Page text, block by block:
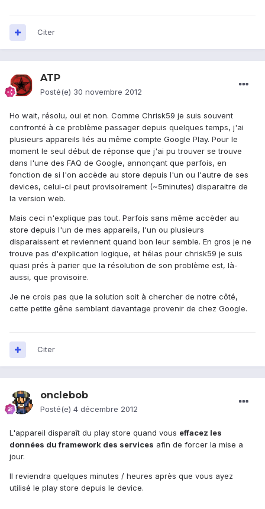
Citer
ATP
Posté(e) 30 novembre 2012
Ho wait, résolu, oui et non. Comme Chrisk59 je suis souvent
confronté à ce problème passager depuis quelques temps, j'ai
plusieurs appareils liés au même compte Google Play. Pour le
moment le seul début de réponse que j'ai pu trouver se trouve
dans l'une des FAQ de Google, annonçant que parfois, en
fonction de si l'on accède au store depuis l'un ou l'autre de ses
devices, celui-ci peut provisoirement (~5minutes) disparaitre de
la version web.
Mais ceci n'explique pas tout. Parfois sans même accèder au
store depuis l'un de mes appareils, l'un ou plusieurs
disparaissent et reviennent quand bon leur semble. En gros je ne
trouve pas d'explication logique, et hélas pour chrisk59 je suis
quasi prés à parier que la résolution de son problème est, là-
aussi, que provisoire.
Je ne crois pas que la solution soit à chercher de notre côté,
cette petite gêne semblant davantage provenir de chez Google.
Citer
onclebob
Posté(e) 4 décembre 2012
L'appareil disparaît du play store quand vous effacez les
données du framework des services afin de forcer la mise a
jour.
Il reviendra quelques minutes / heures après que vous ayez
utilisé le play store depuis le device.